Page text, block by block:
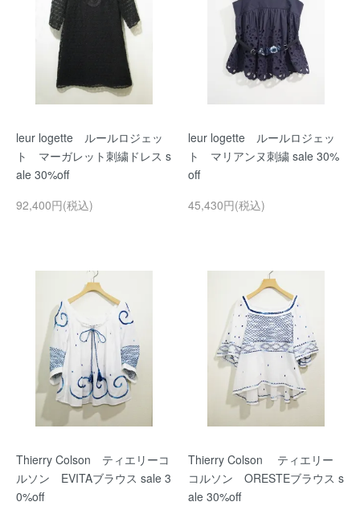
leur logette ルールロジェッ
ト マーガレット刺繍ドレス s
ale 30%off
92,400円(税込)
leur logette ルールロジェッ
ト マリアンヌ刺繍 sale 30%
off
45,430円(税込)
Thierry Colson ティエリーコ
ルソン EVITAブラウス sale 3
0%off
Thierry Colson ティエリー
コルソン ORESTEブラウス s
ale 30%off